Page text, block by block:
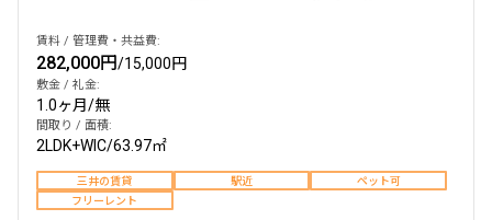
賃料 / 管理費・共益費:
282,000円/15,000円
敷金 / 礼金:
1.0ヶ月/無
間取り / 面積:
2LDK+WIC/63.97㎡
三井の賃貸 駅近
ペット可
フリーレント